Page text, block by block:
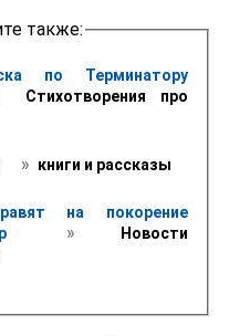
также:
по Терминатору
Стихотворения про
» книги и рассказы
на покорение
»
Новости